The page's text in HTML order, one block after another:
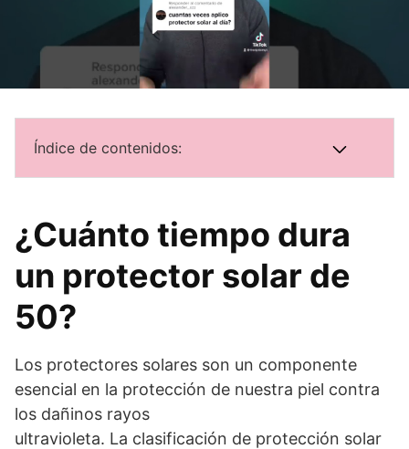
Índice de contenidos:
¿Cuánto tiempo dura
un protector solar de
50?
Los protectores solares son un componente
esencial en la protección de nuestra piel contra
los dañinos rayos
ultravioleta. La clasificación de protección solar